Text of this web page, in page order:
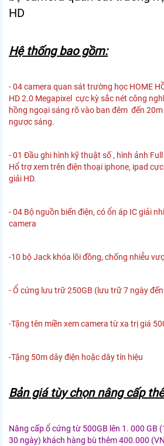
HD
Hệ thống bao gồm:
- 04 camera quan sát trường học HOME
HD 2.0 Megapixel cực kỳ sắc nét công
hồng ngoại sáng rõ vào ban đêm đến
ngược sáng.
- 01 Đầu ghi hình kỹ thuật số , hình ảnh Full
Hổ trợ xem trên điện thoại iphone, ipad
giải HD.
- 04 Bộ nguồn biến điện, có ổn áp IC giải
camera
-10 bộ Jack khóa lõi đồng, chống nhiễu
- Ổ cứng lưu trữ 250GB (lưu trữ 7 ngày
-Tặng tên miền xem camera từ xa trị giá
-Tặng 50m dây điện hoặc dây tín hiệu
Bản giá tùy chọn nâng cấp
Nâng cấp ổ cứng từ 500GB lên 1. 000 GB
30 ngày) khách hàng bù thêm 400.000